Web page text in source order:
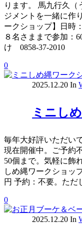
ります。 馬九行久（
ジメントを一緒に作
ークショップ】日
８名さままで参加：
け 0858-37-2010
0
2025.12.20 In
ミニし
毎年大好評いただい
現在開催中。ご予約
50個まで。気軽に飾
しめ縄ワークショッ
円 予約：不要。ただ
0
2025.12.20 In